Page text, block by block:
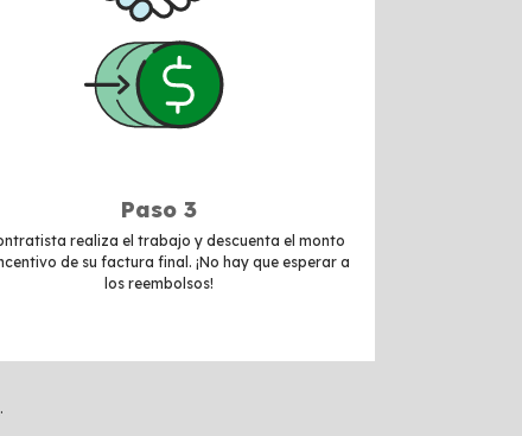
Paso 3
realiza el trabajo y descuenta el monto
de su factura final. ¡No hay que esperar a
los reembolsos!
.